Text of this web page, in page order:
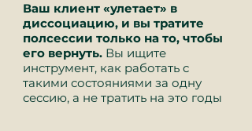
Ваш клиент «улетает» в
диссоциацию, и вы тратите
полсессии только на то, чтобы
его вернуть. Вы ищите
инструмент, как работать с
такими состояниями за одну
сессию, а не тратить на это годы